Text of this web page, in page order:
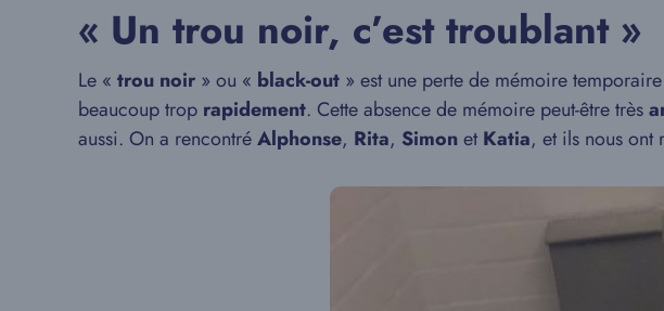
« Un trou noir, c’est troublant »
Le « trou noir » ou « black-out » est une perte de mémoire
beaucoup trop rapidement. Cette absence de mémoire peut-être très
aussi. On a rencontréAlphonse, Rita, SimonetKatia, et ils nous ont